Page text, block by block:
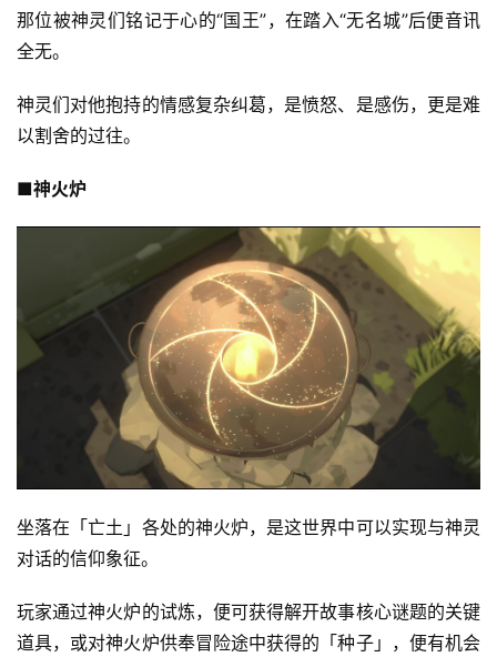
三
届
茶
奖
7
0
接
上
那位被神灵们铭记于心的“国王”，在踏入“无名城”后便音讯
全无。
神灵们对他抱持的情感复杂纠葛，是愤怒、是感伤，更是难
以割舍的过往。
■神火炉
坐落在「亡土」各处的神火炉，是这世界中可以实现与神灵
对话的信仰象征。
玩家通过神火炉的试炼，便可获得解开故事核心谜题的关键
道具，或对神火炉供奉冒险途中获得的「种子」，便有机会